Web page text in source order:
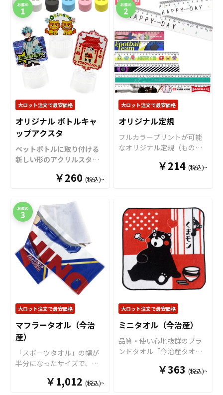
大ロット注文で最安価格
オリジナル ボトルキャ
ップアクスタ
ペットボトルに取り付ける
新しい形のアクリルスタン
タ」をお客様のオリジナル
す。「
ボトルキャップアク
スタ 」は、ペットボトルの
キャップに取り付けるだけ
で“推しのアクリルスタンド
専用ステージ”が完成！様々
なシーンで推し活がもっと
楽しくなるアイテムです。
独自設計のボトルキャップ
（特許出願中）は多く
のペットボトルにしっかり
フィットし、選べる6色のカ
ラーラインナップで作品世
界に合わせた表現が可能。
アクスタ部分はダイカット
加工に対応しており、キャ
ラクター・ロゴ・シンボル
など自由な形状で制作でき
ます。場所を取らないミニ
サイズながら、飾り映えす
￥260 (税込)~
大ロット注文で最安価格
オリジナル定規
フルカラープリントが可能
なオリジナル定規（ものさ
30cmの3サイズをご用意し
を引き立てます。 角部分に
丸みをもたせた角丸仕様で
手触りもよく安心してお使
いいただけます。 また、目
盛り部分に斜面がついた書
きやすい仕様ですので、実
用性としてもお勧めできま
す。学校の記念品 としても
イテムとなっております。
販売に必要な資材も取り揃
えておりますので、お客様
にはデザインを入稿してい
ただくだけでオリジナル商
品として販売していただく
ことができます。 短納期・
小ロットでの対応も可能で
￥214 (税込)~
大ロット注文で最安価格
マフラータオル（今治
産）
「スポーツタオル」の幅が
半分になったサイズで、首
す。スポーツ観戦やフェス
￥1,012 (税込)~
大ロット注文で最安価格
ミニタオル（今治産）
品質・使い心地抜群のブラ
ンドタオル「今治産タオ
ズでリーズナブルな価格で
￥363 (税込)~